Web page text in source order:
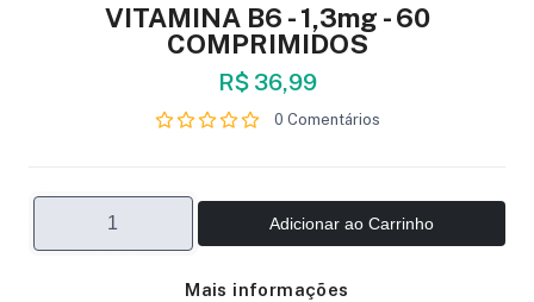
VITAMINA B6 - 1,3mg - 60
COMPRIMIDOS
R$ 36,99
0 Comentários
Adicionar ao Carrinho
Mais informações